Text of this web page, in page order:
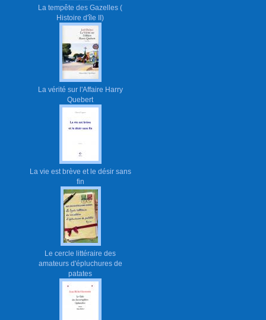
La tempête des Gazelles (
Histoire d'île II)
La vérité sur l'Affaire Harry
Quebert
La vie est brève et le désir sans
fin
Le cercle littéraire des
amateurs d'épluchures de
patates